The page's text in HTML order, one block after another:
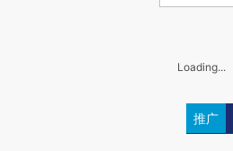
Loading...
推广